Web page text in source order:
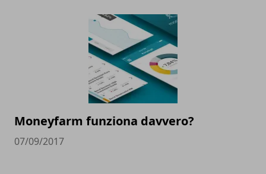
Moneyfarm funziona davvero?
07/09/2017